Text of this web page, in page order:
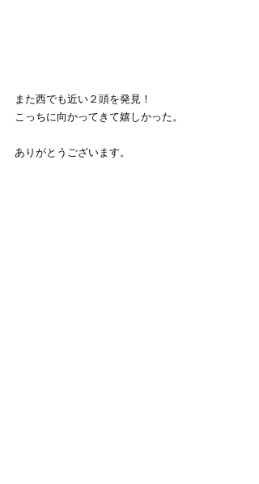
また西でも近い２頭を発見！
こっちに向かってきて嬉しかった。
ありがとうございます。